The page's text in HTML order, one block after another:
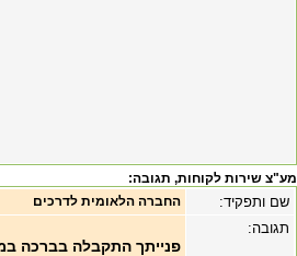
מע"צ שירות לקוחות, תגובה:
החברה הלאומית לדרכים
שם ותפקיד:
פנייתך התקבלה בברכה
תגובה: